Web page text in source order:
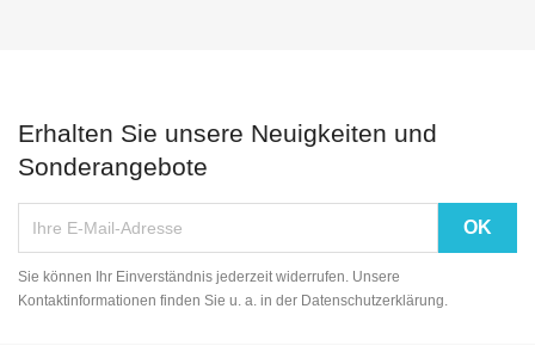
Erhalten Sie unsere Neuigkeiten und
Sonderangebote
Sie können Ihr Einverständnis jederzeit widerrufen. Unsere
Kontaktinformationen finden Sie u. a. in der Datenschutzerklärung.